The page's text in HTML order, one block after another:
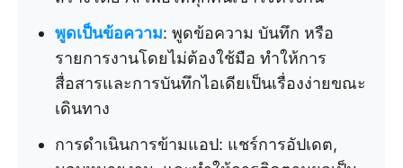
พูดเป็นข้อความ: พูดข้อความ บันทึก หรือ
รายการงานโดยไม่ต้องใช้มือ ทำให้การ
สื่อสารและการบันทึกไอเดียเป็นเรื่องง่ายขณะ
เดินทาง
การดำเนินการข้ามแอป: แชร์การอัปเดต,